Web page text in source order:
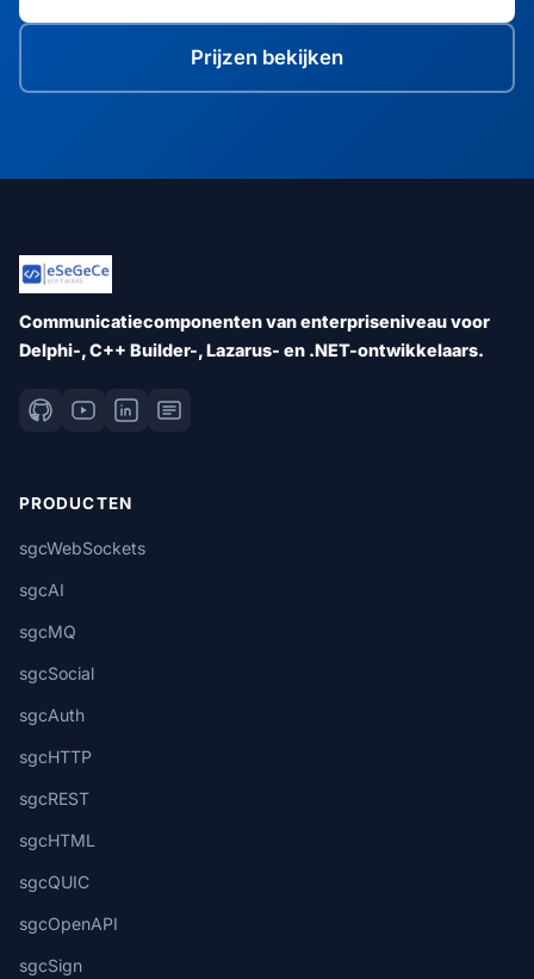
Prijzen bekijken
Communicatiecomponenten van enterpriseniveau voor
Delphi-, C++ Builder-, Lazarus- en .NET-ontwikkelaars.
PRODUCTEN
sgcWebSockets
sgcAI
sgcMQ
sgcSocial
sgcAuth
sgcHTTP
sgcREST
sgcHTML
sgcQUIC
sgcOpenAPI
sgcSign